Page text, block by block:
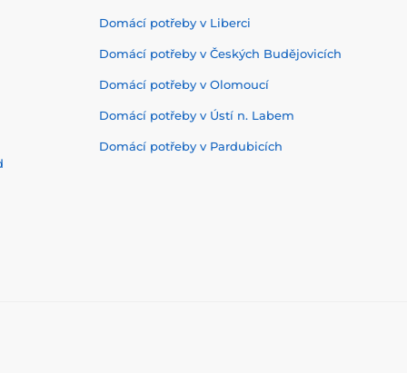
Domácí potřeby v Liberci
Domácí potřeby v Českých Budějovicích
Domácí potřeby v Olomoucí
Domácí potřeby v Ústí n. Labem
Domácí potřeby v Pardubicích